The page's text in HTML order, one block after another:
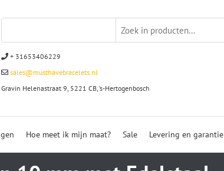
+ 31653406229
sales@musthavebracelets.nl
Gravin Helenastraat 9, 5221 CB, ‘s-Hertogenbosch
Hoe meet ik mijn maat? Sale Levering en garantie